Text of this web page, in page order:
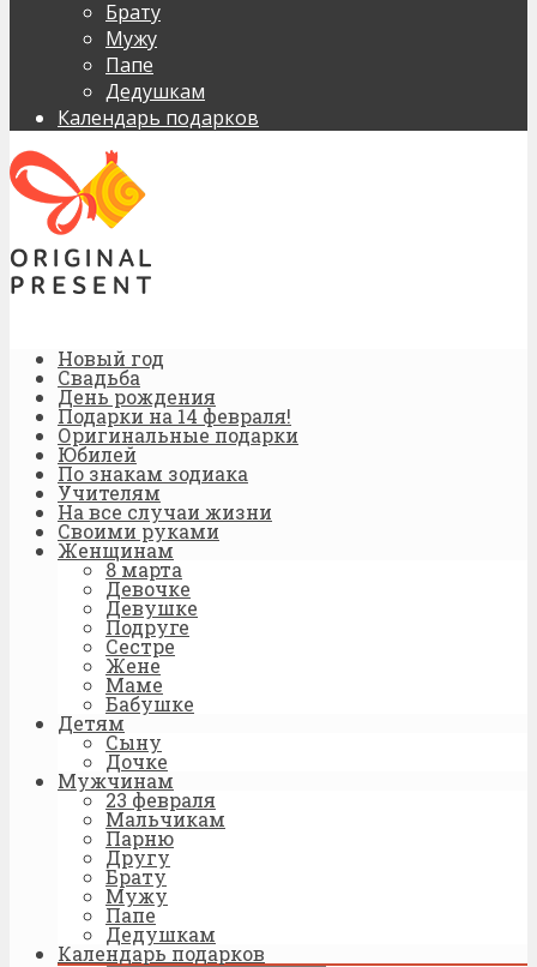
Брату
Мужу
Папе
Дедушкам
Календарь подарков
Новый год
Свадьба
День рождения
Подарки на 14 февраля!
Оригинальные подарки
Юбилей
По знакам зодиака
Учителям
На все случаи жизни
Своими руками
Женщинам
8 марта
Девочке
Девушке
Подруге
Сестре
Жене
Маме
Бабушке
Детям
Сыну
Дочке
Мужчинам
23 февраля
Мальчикам
Парню
Другу
Брату
Мужу
Папе
Дедушкам
Календарь подарков